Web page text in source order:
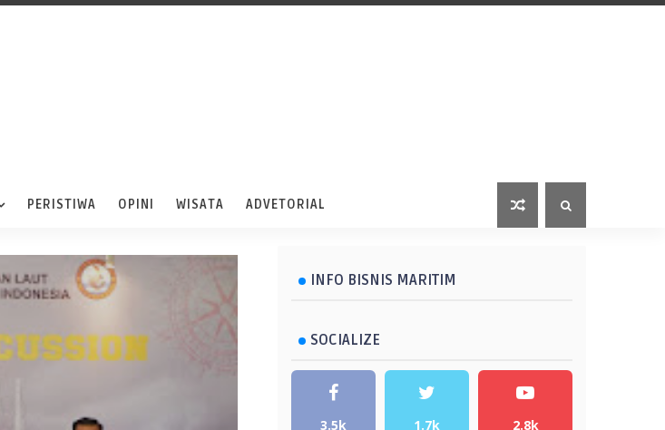
PERISTIWA OPINI WISATA ADVETORIAL
INFO BISNIS MARITIM
SOCIALIZE
3.5k 1.7k 2.8k